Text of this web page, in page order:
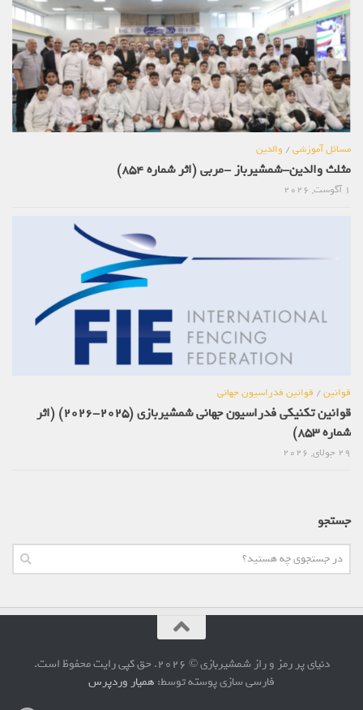
مسائل آموزشی/والدین
مثلث والدین-شمشیرباز -مربی (اثر شماره 854)
قوانین/قوانین فدراسیون جهانی
قوانین تکنیکی فدراسیون جهانی شمشیربازی (2025-2026) (اثر
شماره 853)
جستجو
دنیای پر رمز و راز شمشیربازی © 2026. حق کپی رایت محفوظ است.
فارسی سازی پوسته توسط:همیار وردپرس